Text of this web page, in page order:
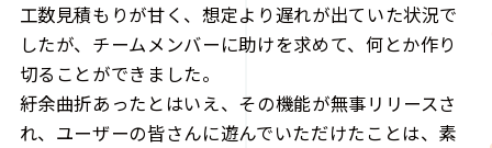
工数見積もりが甘く、想定より遅れが出ていた状況で
したが、チームメンバーに助けを求めて、何とか作り
切ることができました。
紆余曲折あったとはいえ、その機能が無事リリースさ
れ、ユーザーの皆さんに遊んでいただけたことは、素